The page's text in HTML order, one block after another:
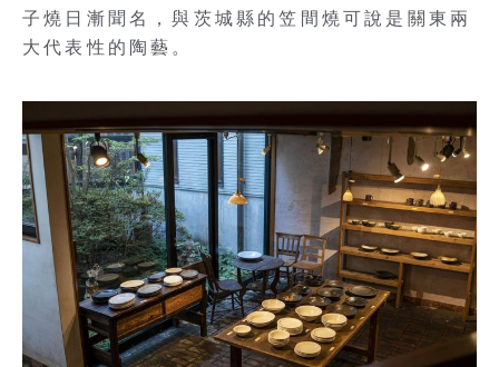
子燒日漸聞名，與茨城縣的笠間燒可說是關東兩
大代表性的陶藝。